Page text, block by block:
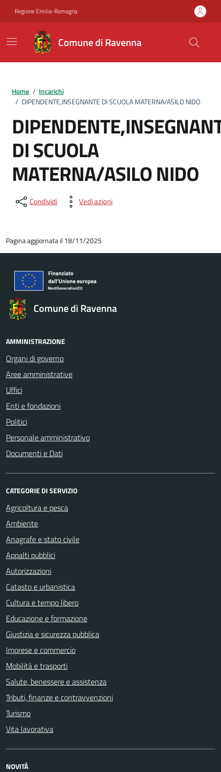
Regione Emilia-Romagna
Comune di Ravenna
Home / Incarichi
/ DIPENDENTE,INSEGNANTE DI SCUOLA MATERNA/ASILO NIDO
DI SCUOLA
MATERNA/ASILO NIDO
Condividi Vedi azioni
Pagina aggiornata il 18/11/2025
Comune di Ravenna
AMMINISTRAZIONE
Organi di governo
Aree amministrative
Uffici
Enti e fondazioni
Politici
Personale amministrativo
Documenti e Dati
CATEGORIE DI SERVIZIO
Agricoltura e pesca
Ambiente
Anagrafe e stato civile
Appalti pubblici
Autorizzazioni
Catasto e urbanistica
Cultura e tempo libero
Educazione e formazione
Giustizia e sicurezza pubblica
Imprese e commercio
Mobilità e trasporti
Salute, benessere e assistenza
Tributi, finanze e contravvenzioni
Turismo
Vita lavorativa
NOVITÀ